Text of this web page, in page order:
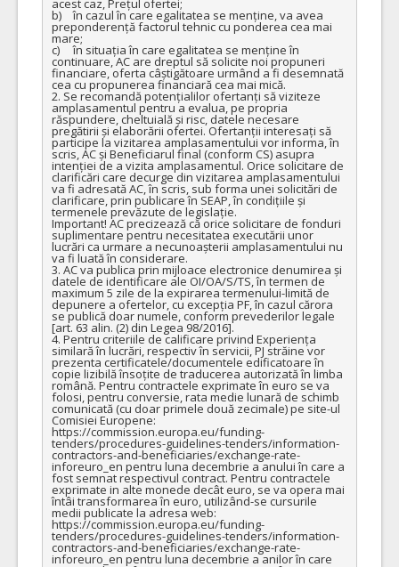
acest caz, Prețul ofertei;
b)	în cazul în care egalitatea se menține, va avea
preponderență factorul tehnic cu ponderea cea mai
mare;
c)	în situația în care egalitatea se menține în
continuare, AC are dreptul să solicite noi propuneri
financiare, oferta câștigătoare urmând a fi desemnată
cea cu propunerea financiară cea mai mică.
2. Se recomandă potențialilor ofertanți să viziteze
amplasamentul pentru a evalua, pe propria
răspundere, cheltuială și risc, datele necesare
pregătirii și elaborării ofertei. Ofertanții interesați să
participe la vizitarea amplasamentului vor informa, în
scris, AC și Beneficiarul final (conform CS) asupra
intenției de a vizita amplasamentul. Orice solicitare de
clarificări care decurge din vizitarea amplasamentului
va fi adresată AC, în scris, sub forma unei solicitări de
clarificare, prin publicare în SEAP, în condițiile și
termenele prevăzute de legislație.
Important! AC precizează că orice solicitare de fonduri
suplimentare pentru necesitatea executării unor
lucrări ca urmare a necunoașterii amplasamentului nu
va fi luată în considerare.
3. AC va publica prin mijloace electronice denumirea și
datele de identificare ale OI/OA/S/TS, în termen de
maximum 5 zile de la expirarea termenului-limită de
depunere a ofertelor, cu excepția PF, în cazul cărora
se publică doar numele, conform prevederilor legale
[art. 63 alin. (2) din Legea 98/2016].
4. Pentru criteriile de calificare privind Experiența
similară în lucrări, respectiv în servicii, PJ străine vor
prezenta certificatele/documentele edificatoare în
copie lizibilă însoțite de traducerea autorizată în limba
română. Pentru contractele exprimate în euro se va
folosi, pentru conversie, rata medie lunară de schimb
comunicată (cu doar primele două zecimale) pe site-ul
Comisiei Europene:
https://commission.europa.eu/funding-
tenders/procedures-guidelines-tenders/information-
contractors-and-beneficiaries/exchange-rate-
inforeuro_en pentru luna decembrie a anului în care a
fost semnat respectivul contract. Pentru contractele
exprimate in alte monede decât euro, se va opera mai
întâi transformarea în euro, utilizând-se cursurile
medii publicate la adresa web:
https://commission.europa.eu/funding-
tenders/procedures-guidelines-tenders/information-
contractors-and-beneficiaries/exchange-rate-
inforeuro_en pentru luna decembrie a anilor în care